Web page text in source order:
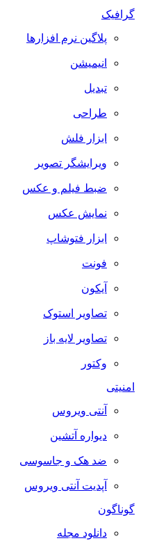
گرافیک
پلاگین نرم افزارها
انیمیشن
تبدیل
طراحی
ابزار فلش
ویرایشگر تصویر
ضبط فيلم و عكس
نمایش عکس
ابزار فتوشاپ
فونت
آیکون
تصاویر استوک
تصاویر لایه باز
وکتور
امنیتی
آنتی ویروس
دیواره آتشین
ضد هک و جاسوسی
آپدیت آنتی ویروس
گوناگون
دانلود مجله